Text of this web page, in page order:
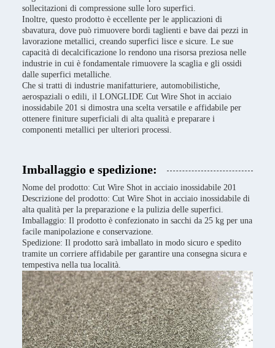
sollecitazioni di compressione sulle loro superfici.
Inoltre, questo prodotto è eccellente per le applicazioni di
sbavatura, dove può rimuovere bordi taglienti e bave dai pezzi in
lavorazione metallici, creando superfici lisce e sicure. Le sue
capacità di decalcificazione lo rendono una risorsa preziosa nelle
industrie in cui è fondamentale rimuovere la scaglia e gli ossidi
dalle superfici metalliche.
Che si tratti di industrie manifatturiere, automobilistiche,
aerospaziali o edili, il LONGLIDE Cut Wire Shot in acciaio
inossidabile 201 si dimostra una scelta versatile e affidabile per
ottenere finiture superficiali di alta qualità e preparare i
componenti metallici per ulteriori processi.
Imballaggio e spedizione:
Nome del prodotto: Cut Wire Shot in acciaio inossidabile 201
Descrizione del prodotto: Cut Wire Shot in acciaio inossidabile di
alta qualità per la preparazione e la pulizia delle superfici.
Imballaggio: Il prodotto è confezionato in sacchi da 25 kg per una
facile manipolazione e conservazione.
Spedizione: Il prodotto sarà imballato in modo sicuro e spedito
tramite un corriere affidabile per garantire una consegna sicura e
tempestiva nella tua località.